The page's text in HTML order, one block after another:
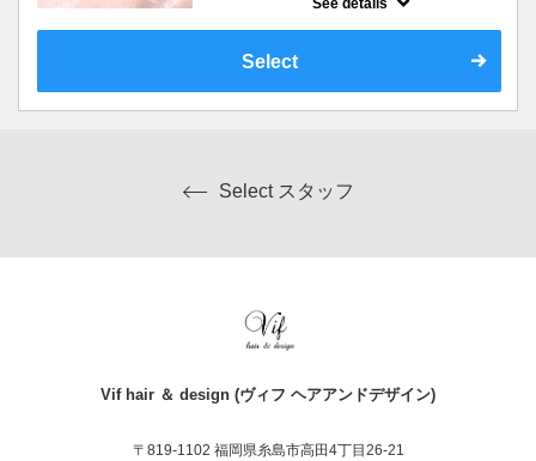
See details
Select
Select スタッフ
Vif hair ＆ design (ヴィフ ヘアアンドデザイン)
〒819-1102 福岡県糸島市高田4丁目26-21